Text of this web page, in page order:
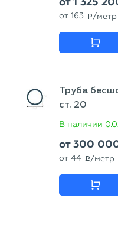
от 163 p /метр
Труба
ст. 20
В наличии
от300
от 44 p /метр